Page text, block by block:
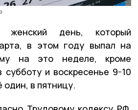
женский день, который
в этом году выпал на
на это неделе, кроме
и воскресенье 9-10
в пятницу.